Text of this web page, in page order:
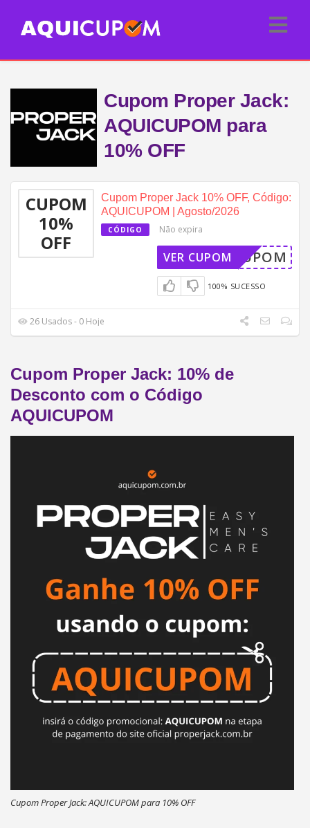
Cupom Proper Jack:
AQUICUPOM para
10% OFF
CUPOM
10%
OFF
Cupom Proper Jack 10% OFF, Código:
AQUICUPOM | Agosto/2026
CÓDIGO Não expira
QUICUPOM
VER CUPOM
100% SUCESSO
26 Usados - 0 Hoje
Cupom Proper Jack: 10% de
Desconto com o Código
AQUICUPOM
Cupom Proper Jack: AQUICUPOM para 10% OFF